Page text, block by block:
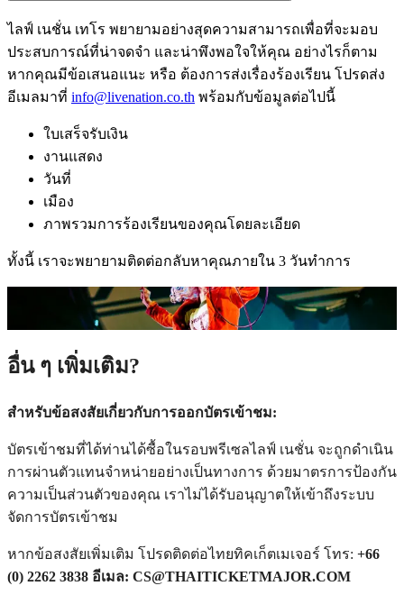
ไลฟ์ เนชั่น เทโร พยายามอย่างสุดความสามารถเพื่อที่จะมอบ
ประสบการณ์ที่น่าจดจำ และน่าพึงพอใจให้คุณ อย่างไรก็ตาม
หากคุณมีข้อเสนอแนะ หรือ ต้องการส่งเรื่องร้องเรียน โปรดส่ง
อีเมลมาที่ info@livenation.co.th พร้อมกับข้อมูลต่อไปนี้
ใบเสร็จรับเงิน
งานแสดง
วันที่
เมือง
ภาพรวมการร้องเรียนของคุณโดยละเอียด
ทั้งนี้ เราจะพยายามติดต่อกลับหาคุณภายใน 3 วันทำการ
อื่น ๆ เพิ่มเติม?
สำหรับข้อสงสัยเกี่ยวกับการออกบัตรเข้าชม:
​​บัตรเข้าชมที่ได้ท่านได้ซื้อในรอบพรีเซลไลฟ์ เนชั่น จะถูกดำเนิน
การผ่านตัวแทนจำหน่ายอย่างเป็นทางการ ด้วยมาตรการป้องกัน
ความเป็นส่วนตัวของคุณ เราไม่ได้รับอนุญาตให้เข้าถึงระบบ
จัดการบัตรเข้าชม
หากข้อสงสัยเพิ่มเติม โปรดติดต่อไทยทิคเก็ตเมเจอร์ โทร: +66
(0) 2262 3838 อีเมล: CS@THAITICKETMAJOR.COM